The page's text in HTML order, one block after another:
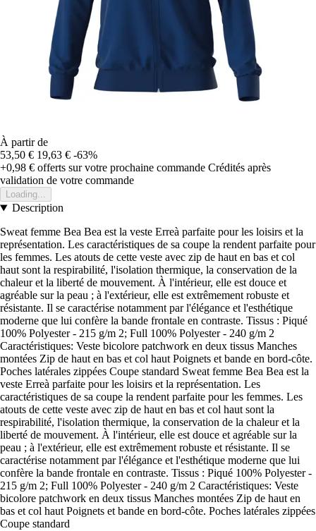
À partir de
53,50 € 19,63 € -63%
+0,98 € offerts sur votre prochaine commande Crédités après
validation de votre commande
Loading...
Description
Sweat femme Bea Bea est la veste Erreà parfaite pour les loisirs et la
représentation. Les caractéristiques de sa coupe la rendent parfaite pour
les femmes. Les atouts de cette veste avec zip de haut en bas et col
haut sont la respirabilité, l'isolation thermique, la conservation de la
chaleur et la liberté de mouvement. À l'intérieur, elle est douce et
agréable sur la peau ; à l'extérieur, elle est extrêmement robuste et
résistante. Il se caractérise notamment par l'élégance et l'esthétique
moderne que lui confère la bande frontale en contraste. Tissus : Piqué
100% Polyester - 215 g/m 2; Full 100% Polyester - 240 g/m 2
Caractéristiques: Veste bicolore patchwork en deux tissus Manches
montées Zip de haut en bas et col haut Poignets et bande en bord-côte.
Poches latérales zippées Coupe standard Sweat femme Bea Bea est la
veste Erreà parfaite pour les loisirs et la représentation. Les
caractéristiques de sa coupe la rendent parfaite pour les femmes. Les
atouts de cette veste avec zip de haut en bas et col haut sont la
respirabilité, l'isolation thermique, la conservation de la chaleur et la
liberté de mouvement. À l'intérieur, elle est douce et agréable sur la
peau ; à l'extérieur, elle est extrêmement robuste et résistante. Il se
caractérise notamment par l'élégance et l'esthétique moderne que lui
confère la bande frontale en contraste. Tissus : Piqué 100% Polyester -
215 g/m 2; Full 100% Polyester - 240 g/m 2 Caractéristiques: Veste
bicolore patchwork en deux tissus Manches montées Zip de haut en
bas et col haut Poignets et bande en bord-côte. Poches latérales zippées
Coupe standard